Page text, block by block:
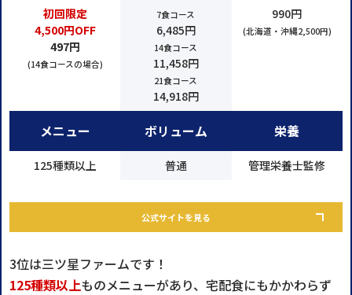
初回限定
4,500円OFF
497円
(14食コースの場合)
7食コース
6,485円
14食コース
11,458円
21食コース
14,918円
990円
(北海道・沖縄2,500円)
メニュー
125種類以上
ボリューム
普通
栄養
管理栄養士監修
公式サイトを見る
3位は三ツ星ファームです！
125種類以上ものメニューがあり、宅配食にもかかわらず